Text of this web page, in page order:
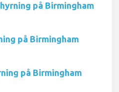
på Birmingham
på Birmingham
på Birmingham